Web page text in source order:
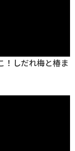
しだれ梅と椿ま